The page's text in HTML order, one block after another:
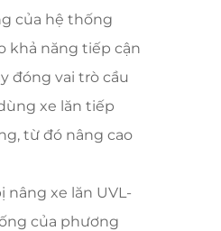
của hệ thống
khả năng tiếp cận
đóng vai trò cầu
xe lăn tiếp
từ đó nâng cao
xe lăn UVL-
của phương